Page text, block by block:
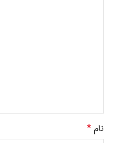
نام*